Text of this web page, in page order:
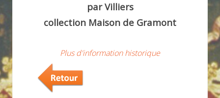
par Villiers
collection Maison de Gramont
Plus d'information historique